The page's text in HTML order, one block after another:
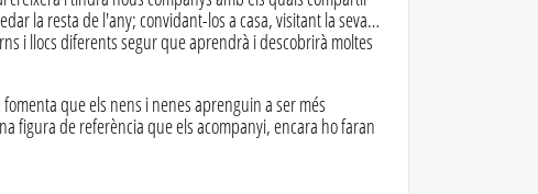
la resta de l'any; convidant-los a casa, visitant la seva…
i llocs diferents segur que aprendrà i descobrirà moltes
que els nens i nenes aprenguin a ser més
figura de referència que els acompanyi, encara ho faran